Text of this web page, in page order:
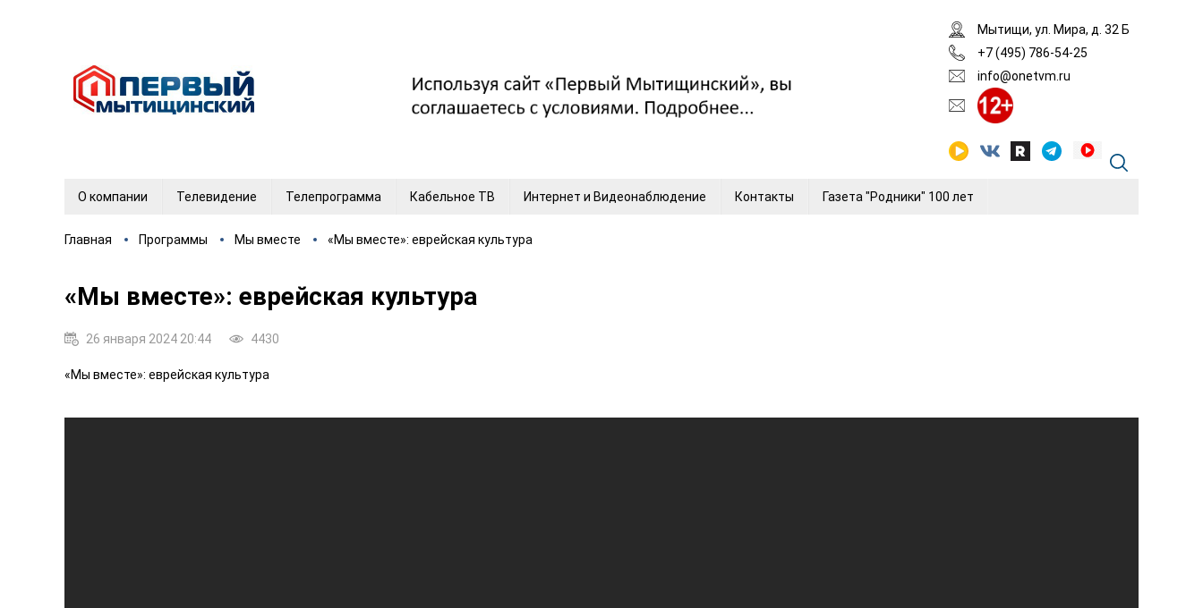
Мытищи, ул. Мира, д. 32 Б
+7 (495) 786-54-25
info@onetvm.ru
О компании Телевидение Телепрограмма Кабельное ТВ Интернет и Видеонаблюдение Контакты Газета "Родники" 100 лет
Главная Программы Мы вместе «Мы вместе»: еврейская культура
«Мы вместе»: еврейская культура
26 января 2024 20:44 4430
«Мы вместе»: еврейская культура